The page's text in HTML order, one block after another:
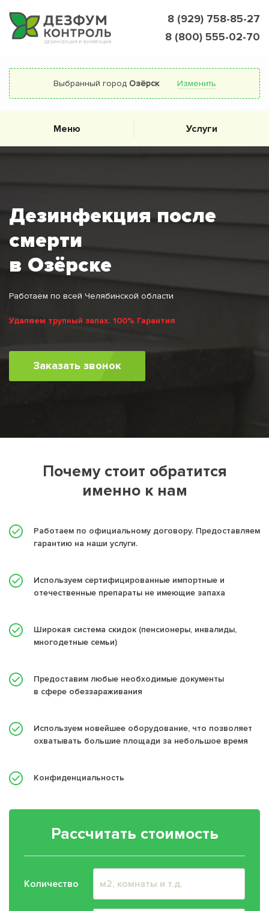
8 (929) 758-85-27
8 (800) 555-02-70
Выбранный город Озёрск Изменить
Меню Услуги
Дезинфекция после
смерти
в Озёрске
Работаем по всей Челябинской области
Удаляем трупный запах. 100% Гарантия
Заказать звонок
Почему стоит обратится
именно к нам
Работаем по официальному договору. Предоставляем
гарантию на наши услуги.
Используем сертифицированные импортные и
отечественные препараты не имеющие запаха
Широкая система скидок (пенсионеры, инвалиды,
многодетные семьи)
Предоставим любые необходимые документы
в сфере обеззараживания
Используем новейшее оборудование, что позволяет
охватывать большие площади за небольшое время
Конфиденциальность
Рассчитать стоимость
Количество